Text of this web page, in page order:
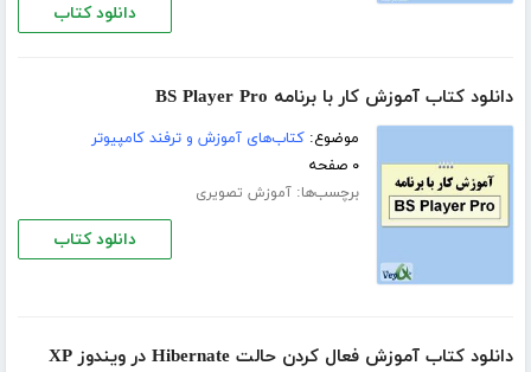
دانلود کتاب
دانلود کتاب آموزش کار با برنامه BS Player Pro
موضوع:کتاب‌های آموزش و ترفند کامپیوتر
۰ صفحه
برچسب‌ها:آموزش تصویری
دانلود کتاب
دانلود کتاب آموزش فعال کردن حالت Hibernate در ویندوز XP